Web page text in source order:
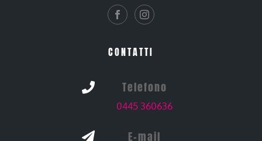
CONTATTI
 Telefono
0445 360636
 E-mail